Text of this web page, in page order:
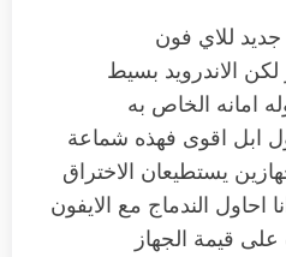
للاي فون
لكن الاندرويد بسيط
امانه الخاص به
ابل اقوى فهذه شماعة
يستطيعان الاختراق
احاول الندماج مع الايفون
قيمة الجهاز